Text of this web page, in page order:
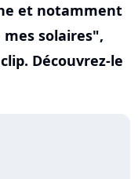
et notamment
solaires",
Découvrez-le